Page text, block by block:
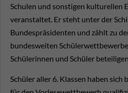
Schulen und sonstigen kulturellen
veranstaltet. Er steht unter der
Bundespräsidenten und zählt zu
bundesweiten
Schülerinnen und Schüler
Schüler aller 6. Klassen haben sich